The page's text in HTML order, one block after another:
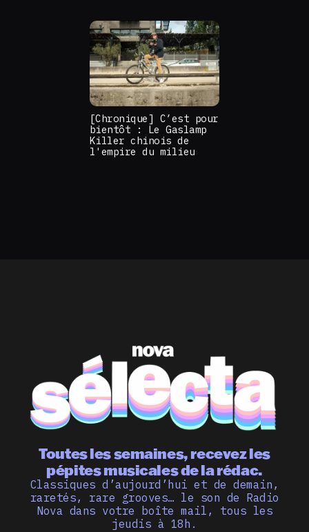
[Chronique] C’est pour
bientôt : Le Gaslamp
Killer chinois de
l'empire du milieu
Toutes les semaines, recevez les
pépites musicales de la rédac.
Classiques d’aujourd’hui et de demain,
raretés, rare grooves… le son de Radio
Nova dans votre boîte mail, tous les
jeudis à 18h.